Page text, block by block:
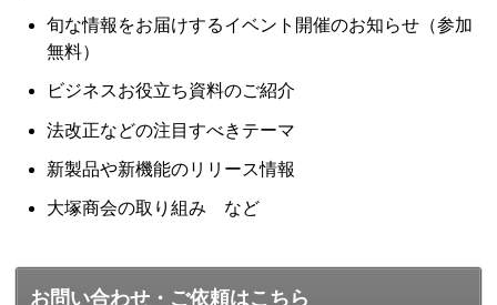
旬な情報をお届けするイベント開催のお知らせ（参加
無料）
ビジネスお役立ち資料のご紹介
法改正などの注目すべきテーマ
新製品や新機能のリリース情報
大塚商会の取り組み など
お問い合わせ・ご依頼はこちら